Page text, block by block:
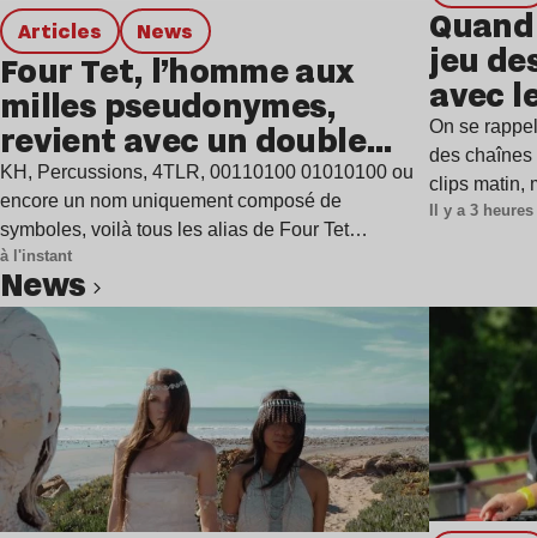
Articles news
Four Tet, l’homme aux
milles pseudonymes,
revient avec un double
single
KH, Percussions, 4TLR, 00110100 01010100 ou
encore un nom uniquement composé de
symboles, voilà tous les alias de Four Tet…
à l'instant
jeu
avec
On se
des
clips matin,
Il y a 3 heures
news
Lire l’article